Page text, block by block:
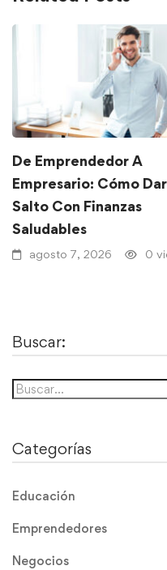
De Emprendedor A
Empresario: Cómo
Salto Con Finanzas
Saludables
agosto 7, 2026 0
Buscar:
Categorías
Educación
Emprendedores
Negocios